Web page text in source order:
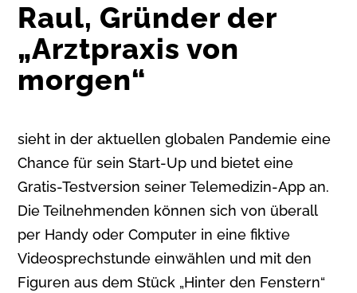
Raul, Gründer der
„Arztpraxis von
morgen“
sieht in der aktuellen globalen Pandemie eine
Chance für sein Start-Up und bietet eine
Gratis-Testversion seiner Telemedizin-App an.
Die Teilnehmenden können sich von überall
per Handy oder Computer in eine fiktive
Videosprechstunde einwählen und mit den
Figuren aus dem Stück „Hinter den Fenstern“